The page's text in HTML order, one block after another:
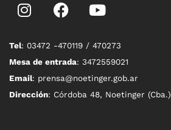
Tel: 03472 -470119 / 470273
Mesa de entrada: 3472559021
Email: prensa@noetinger.gob.ar
Dirección: Córdoba 48, Noetinger (Cba.)